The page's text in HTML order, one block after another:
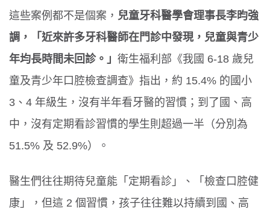
這些案例都不是個案， 兒童牙科醫學會理事長李昀強
調，「近來許多牙科醫師在門診中發現，兒童與青少
年均長時間未回診。」 衛生福利部《我國 6-18 歲兒
童及青少年口腔檢查調查》指出，約 15.4% 的國小
3、4 年級生，沒有半年看牙醫的習慣；到了國、高
中，沒有定期看診習慣的學生則超過一半（分別為
51.5% 及 52.9%）。
醫生們往往期待兒童能「定期看診」、「檢查口腔健
康」，但這 2 個習慣，孩子往往難以持續到國、高